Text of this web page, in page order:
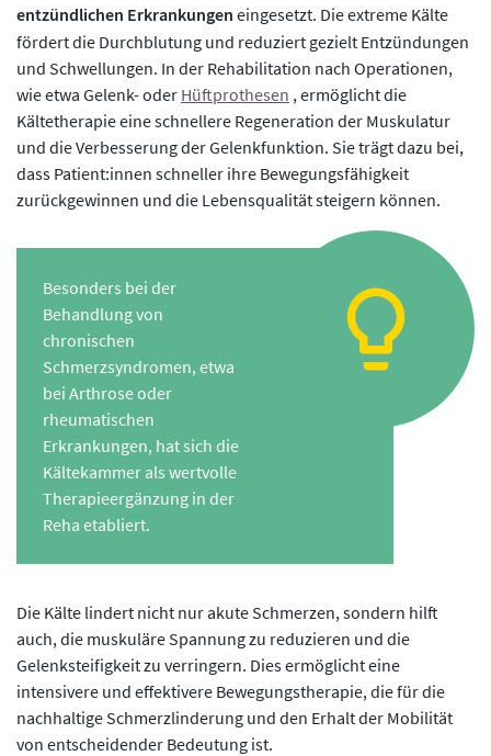
entzündlichen Erkrankungen eingesetzt. Die extreme Kälte
fördert die Durchblutung und reduziert gezielt Entzündungen
und Schwellungen. In der Rehabilitation nach Operationen,
wie etwa Gelenk- oder Hüftprothesen , ermöglicht die
Kältetherapie eine schnellere Regeneration der Muskulatur
und die Verbesserung der Gelenkfunktion. Sie trägt dazu bei,
dass Patient:innen schneller ihre Bewegungsfähigkeit
zurückgewinnen und die Lebensqualität steigern können.
Besonders bei der
Behandlung von
chronischen
Schmerzsyndromen, etwa
bei Arthrose oder
rheumatischen
Erkrankungen, hat sich die
Kältekammer als wertvolle
Therapieergänzung in der
Reha etabliert.
Die Kälte lindert nicht nur akute Schmerzen, sondern hilft
auch, die muskuläre Spannung zu reduzieren und die
Gelenksteifigkeit zu verringern. Dies ermöglicht eine
intensivere und effektivere Bewegungstherapie, die für die
nachhaltige Schmerzlinderung und den Erhalt der Mobilität
von entscheidender Bedeutung ist.